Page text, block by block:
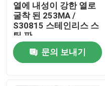
열에 내성이 강한 열로
굴착 된 253MA /
S30815 스테인리스 스
틸 판
문의 보내기